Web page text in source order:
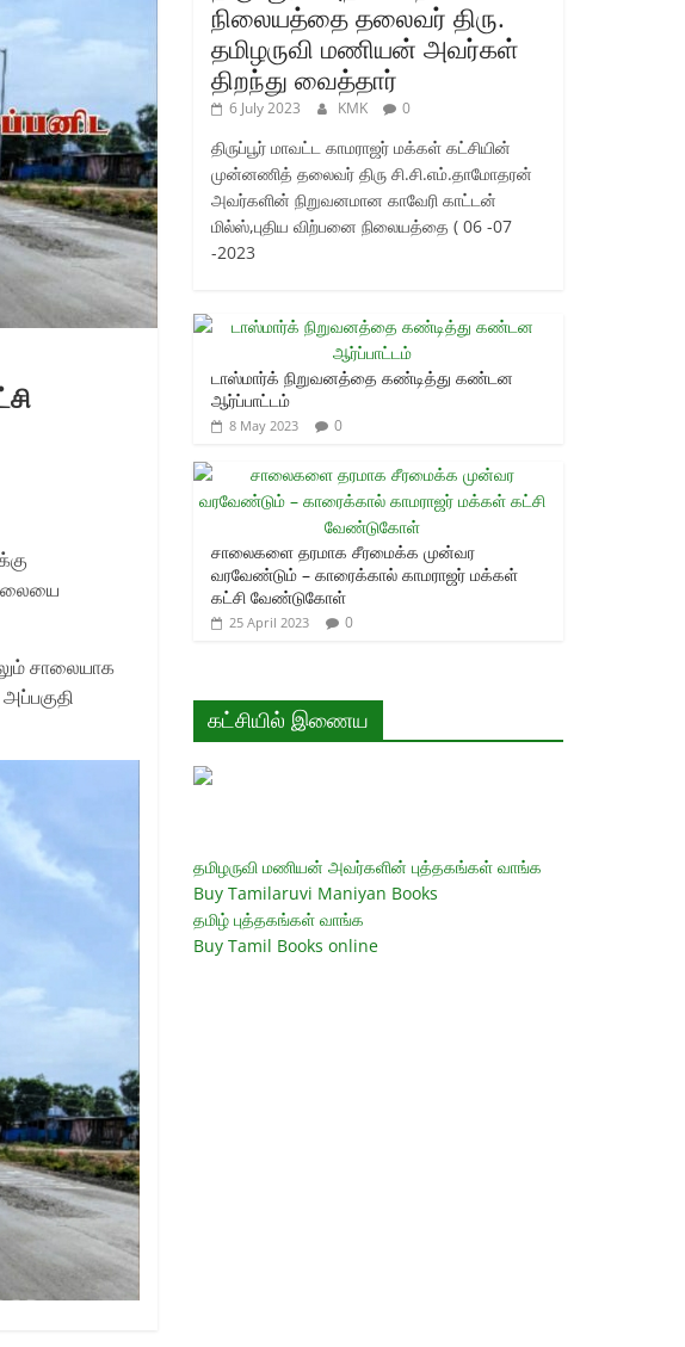
சாலையாக
நிலையத்தை தலைவர் திரு.
தமிழருவி மணியன் அவர்கள்
திறந்து வைத்தார்
6 July 2023 KMK 0
திருப்பூர் மாவட்ட காமராஜர் மக்கள் கட்சியின்
முன்னணித் தலைவர் திரு சி.சி.எம்.தாமோதரன்
அவர்களின் நிறுவனமான காவேரி காட்டன்
மில்ஸ்,புதிய விற்பனை நிலையத்தை ( 06 -07
-2023
டாஸ்மார்க் நிறுவனத்தை கண்டித்து கண்டன
ஆர்ப்பாட்டம்
8 May 2023 0
சாலைகளை தரமாக சீரமைக்க முன்வர
வரவேண்டும் – காரைக்கால் காமராஜர் மக்கள்
கட்சி வேண்டுகோள்
25 April 2023 0
கட்சியில் இணைய
தமிழருவி மணியன் அவர்களின் புத்தகங்கள் வாங்க
Buy Tamilaruvi Maniyan Books
தமிழ் புத்தகங்கள் வாங்க
Buy Tamil Books online